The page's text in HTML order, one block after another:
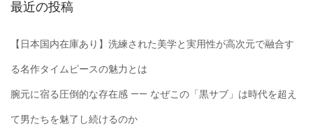
最近の投稿
【日本国内在庫あり】洗練された美学と実用性が高次元で融合す
る名作タイムピースの魅力とは
腕元に宿る圧倒的な存在感 —— なぜこの「黒サブ」は時代を超え
て男たちを魅了し続けるのか